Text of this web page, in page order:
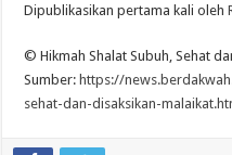
Dipublikasikan pertama kali oleh
© Hikmah Shalat Subuh, Sehat
Sumber:https://
sehat-dan-disaksikan-